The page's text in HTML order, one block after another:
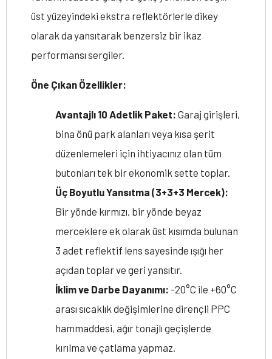
üst yüzeyindeki ekstra reflektörlerle dikey
olarak da yansıtarak benzersiz bir ikaz
performansı sergiler.
Öne Çıkan Özellikler:
Avantajlı 10 Adetlik Paket: Garaj girişleri,
bina önü park alanları veya kısa şerit
düzenlemeleri için ihtiyacınız olan tüm
butonları tek bir ekonomik sette toplar.
Üç Boyutlu Yansıtma (3+3+3 Mercek):
Bir yönde kırmızı, bir yönde beyaz
merceklere ek olarak üst kısımda bulunan
3 adet reflektif lens sayesinde ışığı her
açıdan toplar ve geri yansıtır.
İklim ve Darbe Dayanımı: -20°C ile +60°C
arası sıcaklık değişimlerine dirençli PPC
hammaddesi, ağır tonajlı geçişlerde
kırılma ve çatlama yapmaz.